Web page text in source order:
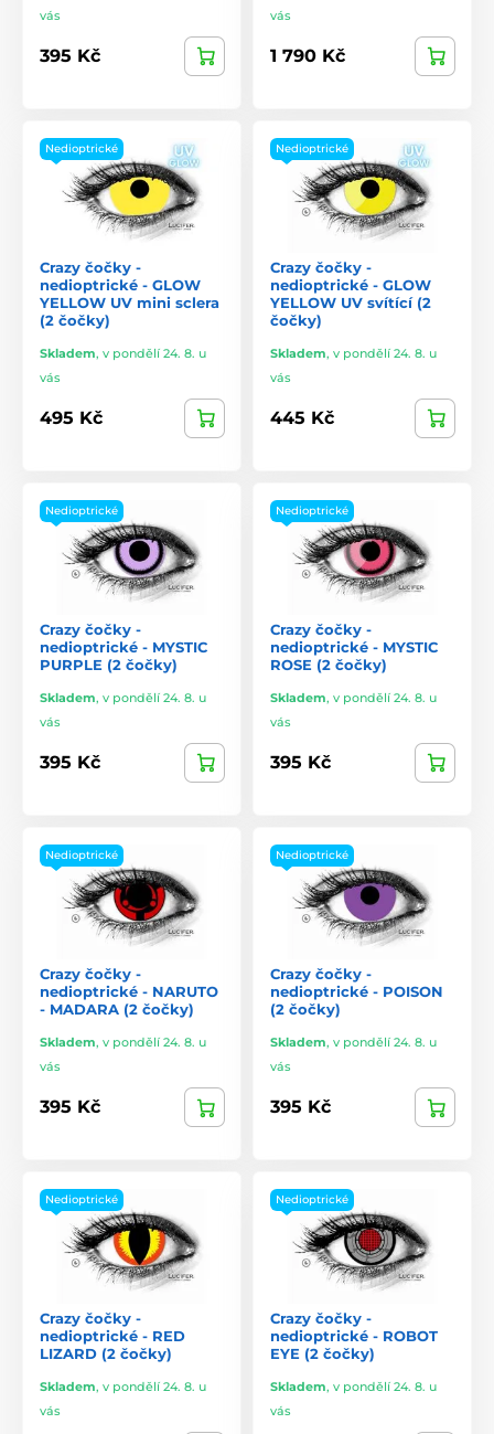
vás
395 Kč
vás
1 790 Kč
Nedioptrické
Crazy čočky -
nedioptrické - GLOW
YELLOW UV mini sclera
(2 čočky)
Skladem, v pondělí 24. 8. u
vás
495 Kč
Nedioptrické
Crazy čočky -
nedioptrické - GLOW
YELLOW UV svítící (2
čočky)
Skladem, v pondělí 24. 8. u
vás
445 Kč
Nedioptrické
Crazy čočky -
nedioptrické - MYSTIC
PURPLE (2 čočky)
Skladem, v pondělí 24. 8. u
vás
395 Kč
Nedioptrické
Crazy čočky -
nedioptrické - MYSTIC
ROSE (2 čočky)
Skladem, v pondělí 24. 8. u
vás
395 Kč
Nedioptrické
Crazy čočky -
nedioptrické - NARUTO
- MADARA (2 čočky)
Skladem, v pondělí 24. 8. u
vás
395 Kč
Nedioptrické
Crazy čočky -
nedioptrické - POISON
(2 čočky)
Skladem, v pondělí 24. 8. u
vás
395 Kč
Nedioptrické
Crazy čočky -
nedioptrické - RED
LIZARD (2 čočky)
Skladem, v pondělí 24. 8. u
vás
Nedioptrické
Crazy čočky -
nedioptrické - ROBOT
EYE (2 čočky)
Skladem, v pondělí 24. 8. u
vás